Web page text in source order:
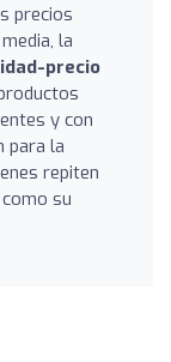
precios
la
precio
y con
para la
repiten
su